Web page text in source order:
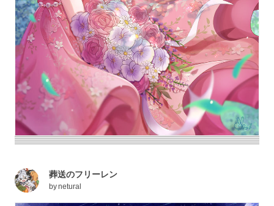
葬送のフリーレン
bynetural